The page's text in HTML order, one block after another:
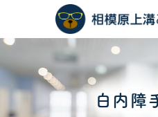
白内障